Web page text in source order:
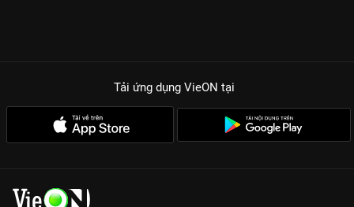
Tải ứng dụng VieON tại